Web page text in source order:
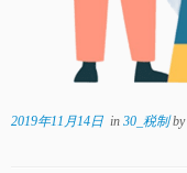
2019年11月14日 in 30_税制by